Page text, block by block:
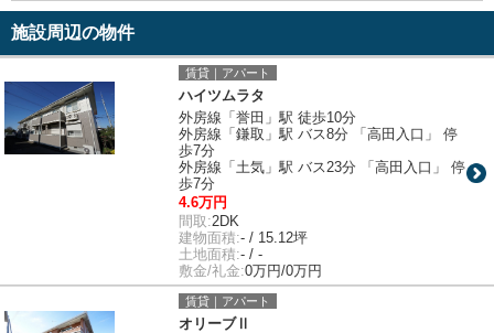
施設周辺の物件
賃貸｜アパート
ハイツムラタ
外房線「誉田」駅 徒歩10分
外房線「鎌取」駅 バス8分 「高田入口」 停
歩7分
外房線「土気」駅 バス23分 「高田入口」 停
歩7分
4.6万円
間取:2DK
建物面積:- / 15.12坪
土地面積:- / -
敷金/礼金:0万円/0万円
賃貸｜アパート
オリーブⅡ